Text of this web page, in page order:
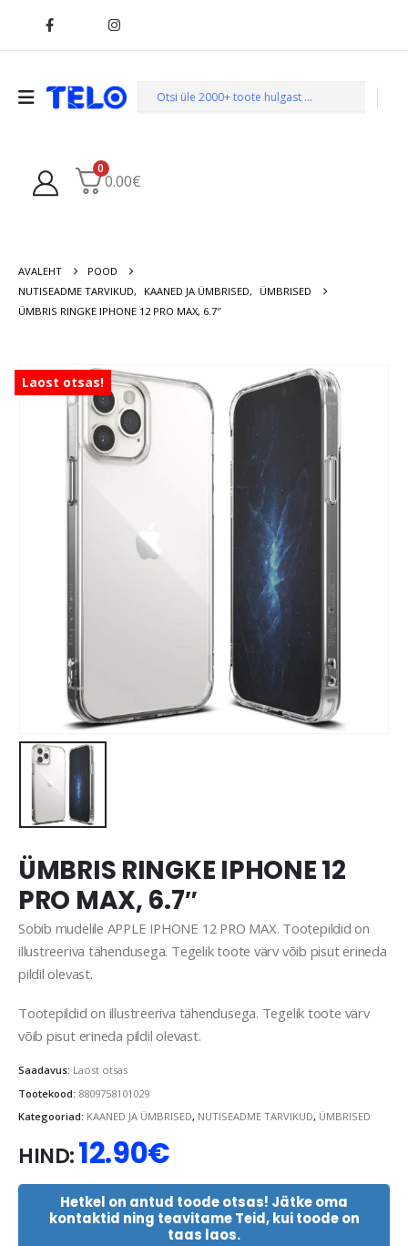
0
0.00€
AVALEHT
POOD
NUTISEADME TARVIKUD, KAANED JA ÜMBRISED,
ÜMBRISED
ÜMBRIS RINGKE IPHONE 12 PRO MAX, 6.7″
Laost otsas!
ÜMBRIS RINGKE IPHONE 12
PRO MAX, 6.7″
Sobib mudelile APPLE IPHONE 12 PRO MAX. Tootepildid on
illustreeriva tähendusega. Tegelik toote värv võib pisut erineda
pildil olevast.
Tootepildid on illustreeriva tähendusega. Tegelik toote värv
võib pisut erineda pildil olevast.
Saadavus: Laost otsas
Tootekood: 8809758101029
Kategooriad: KAANED JA ÜMBRISED, NUTISEADME TARVIKUD, ÜMBRISED
HIND:12.90€
Hetkel on antud toode otsas! Jätke oma
kontaktid ning teavitame Teid, kui toode on
taas laos.